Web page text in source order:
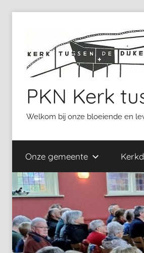
inhoud
PKN Kerk
Welkom bij onze bloeiende en
Onze gemeente